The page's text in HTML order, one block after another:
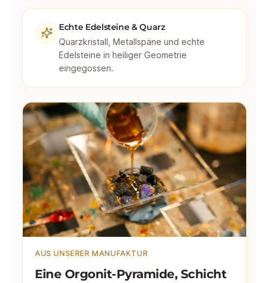
Echte Edelsteine & Quarz
Quarzkristall, Metallspäne und echte
Edelsteine in heiliger Geometrie
eingegossen.
AUS UNSERER MANUFAKTUR
Eine Orgonit-Pyramide, Schicht